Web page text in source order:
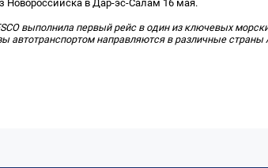
Новороссийска в Дар-эс-Салам 16 мая.
выполнила первый рейс в один из ключевых
автотранспортом направляются в различные страны